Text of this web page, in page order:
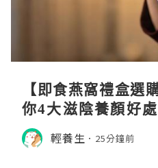
【即食燕窩禮盒選
你4大滋陰養顏好
日常食用心得
輕養生 25分鐘前